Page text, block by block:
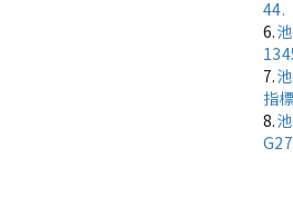
44.
6.
7.
指
8.